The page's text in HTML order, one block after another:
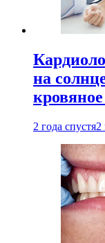
на
2 года спустя2